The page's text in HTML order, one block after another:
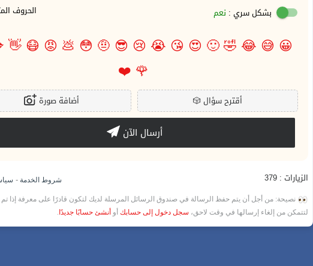
الحروف بشكل سري : نعم
😀
😅
😂
🤣
🙂
😍
😘
😭
😢
😎
🤨
😳
💩
😡
😷
👋
🌹
❤️
🎲أقترح سؤال أضافة صورة
أرسال الآن
الزيارات : 379 شروط الخدمة -
نصيحة: من أجل أن يتم حفظ الرسالة في صندوق الرسائل المرسلة لديك لتكون قادرًا على معرفة إذا تم
لتتمكن من إلغاء إرسالها في وقت لاحق، سجل دخول إلى حسابك أو أنشئ حسابًا جديدًا .